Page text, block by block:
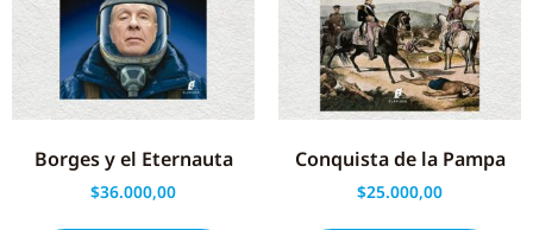
Borges y el Eternauta
$36.000,00
Conquista de la Pampa
$25.000,00